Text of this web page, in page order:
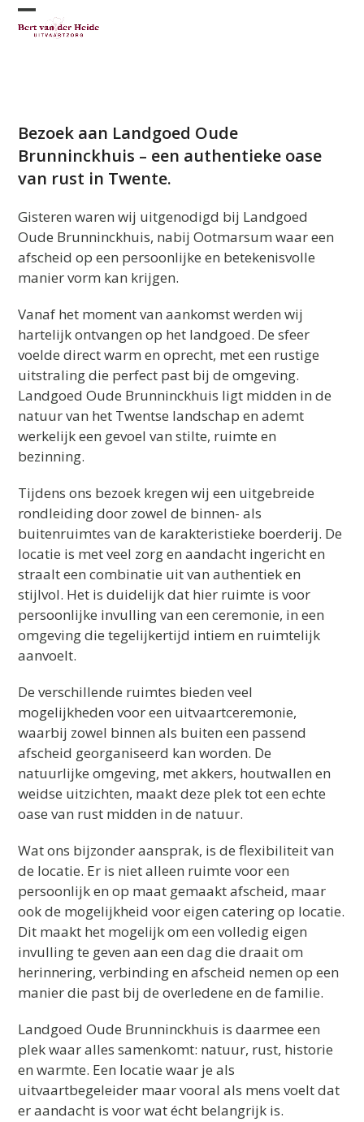
Skip
Open
Close
Bezoek aan Landgoed Oude
Brunninckhuis – een authentieke oase
van rust in Twente.
Gisteren waren wij uitgenodigd bij Landgoed
Oude Brunninckhuis, nabij Ootmarsum waar een
afscheid op een persoonlijke en betekenisvolle
manier vorm kan krijgen.
Vanaf het moment van aankomst werden wij
hartelijk ontvangen op het landgoed. De sfeer
voelde direct warm en oprecht, met een rustige
uitstraling die perfect past bij de omgeving.
Landgoed Oude Brunninckhuis ligt midden in de
natuur van het Twentse landschap en ademt
werkelijk een gevoel van stilte, ruimte en
bezinning.
Tijdens ons bezoek kregen wij een uitgebreide
rondleiding door zowel de binnen- als
buitenruimtes van de karakteristieke boerderij. De
locatie is met veel zorg en aandacht ingericht en
straalt een combinatie uit van authentiek en
stijlvol. Het is duidelijk dat hier ruimte is voor
persoonlijke invulling van een ceremonie, in een
omgeving die tegelijkertijd intiem en ruimtelijk
aanvoelt.
De verschillende ruimtes bieden veel
mogelijkheden voor een uitvaartceremonie,
waarbij zowel binnen als buiten een passend
afscheid georganiseerd kan worden. De
natuurlijke omgeving, met akkers, houtwallen en
weidse uitzichten, maakt deze plek tot een echte
oase van rust midden in de natuur.
Wat ons bijzonder aansprak, is de flexibiliteit van
de locatie. Er is niet alleen ruimte voor een
persoonlijk en op maat gemaakt afscheid, maar
ook de mogelijkheid voor eigen catering op locatie.
Dit maakt het mogelijk om een volledig eigen
invulling te geven aan een dag die draait om
herinnering, verbinding en afscheid nemen op een
manier die past bij de overledene en de familie.
Landgoed Oude Brunninckhuis is daarmee een
plek waar alles samenkomt: natuur, rust, historie
en warmte. Een locatie waar je als
uitvaartbegeleider maar vooral als mens voelt dat
er aandacht is voor wat écht belangrijk is.